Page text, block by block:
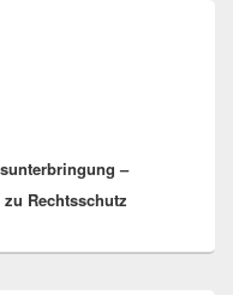
–
Rechtsschutz